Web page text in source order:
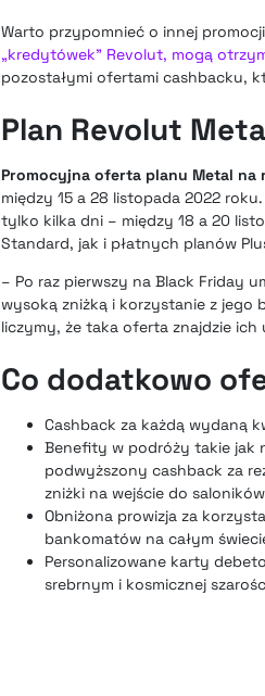
Warto przypomnieć o innej promocji
„kredytówek” Revolut, mogą
pozostałymi ofertami cashbacku,
Plan Revolut
Promocyjna oferta planu Metal na
między 15 a 28 listopada 2022
tylko kilka dni – między 18 a 20
Standard, jak i płatnych planów
– Po raz pierwszy na Black Friday
wysoką zniżką i korzystanie z jego
liczymy, że taka oferta znajdzie ich
Co dodatkowo
Cashback za każdą wydaną
Benefity w podróży takie jak
podwyższony cashback za
zniżki na wejście do
Obniżona prowizja za
bankomatów na całym
Personalizowane karty
srebrnym i kosmicznej